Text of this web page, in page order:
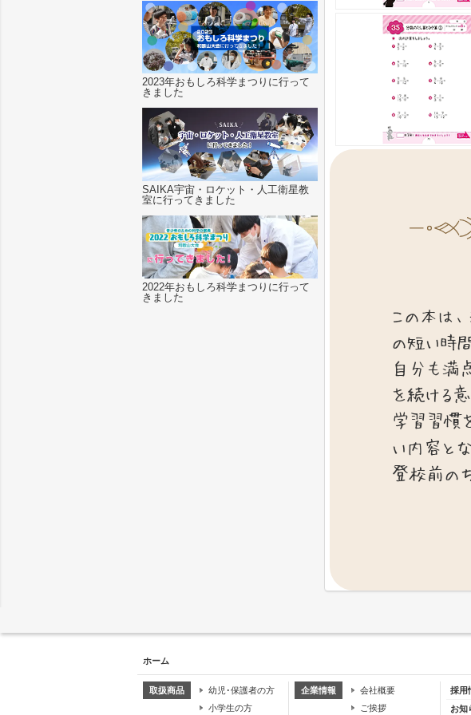
2023年おもしろ科学まつりに行って
きました
SAIKA宇宙・ロケット・人工衛星教
室に行ってきました
2022年おもしろ科学まつりに行って
きました
この本は
の短い時
自分も満
を続ける
学習習慣
い内容と
登校前の
ホーム
取扱商品
幼児･保護者の方
小学生の方
企業情報
会社概要
ご挨拶
採用
お知